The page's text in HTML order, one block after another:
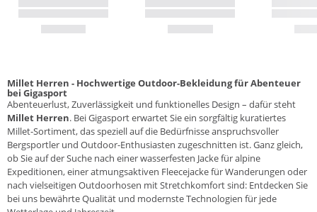
Millet Herren - Hochwertige Outdoor-Bekleidung für Abenteuer
bei Gigasport
Abenteuerlust, Zuverlässigkeit und funktionelles Design – dafür steht
Millet Herren. Bei Gigasport erwartet Sie ein sorgfältig kuratiertes
Millet-Sortiment, das speziell auf die Bedürfnisse anspruchsvoller
Bergsportler und Outdoor-Enthusiasten zugeschnitten ist. Ganz gleich,
ob Sie auf der Suche nach einer wasserfesten Jacke für alpine
Expeditionen, einer atmungsaktiven Fleecejacke für Wanderungen oder
nach vielseitigen Outdoorhosen mit Stretchkomfort sind: Entdecken Sie
bei uns bewährte Qualität und modernste Technologien für jede